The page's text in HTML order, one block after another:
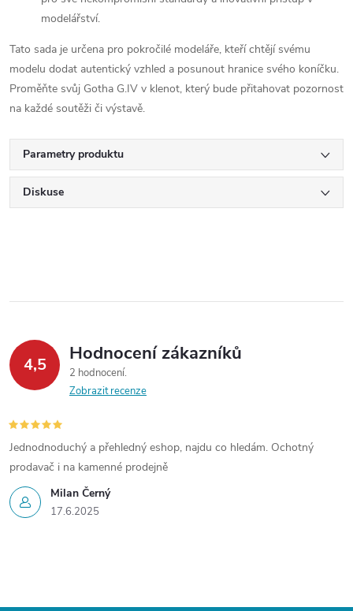
modelářství.
Tato sada je určena pro pokročilé modeláře, kteří chtějí svému
modelu dodat autentický vzhled a posunout hranice svého koníčku.
Proměňte svůj Gotha G.IV v klenot, který bude přitahovat pozornost
na každé soutěži či výstavě.
Parametry produktu
Diskuse
4,5 Hodnocení zákazníků
2 hodnocení
Zobrazit recenze
Milan Černý
17.6.2025
Jednodnoduchý a přehledný eshop, najdu co hledám. Ochotný
prodavač i na kamenné prodejně